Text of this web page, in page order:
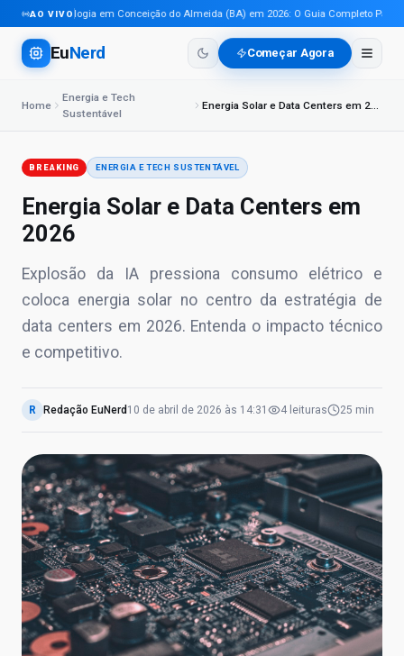
AO VIVO
Tecnologia em Conceição do Almeida (BA) em 2026: O Guia Completo Para
EuNerd Começar Agora
Home
Energia e Tech
Sustentável
Energia Solar e Data Centers em 2026
BREAKING ENERGIA E TECH SUSTENTÁVEL
Energia Solar e Data Centers em
2026
Explosão da IA pressiona consumo elétrico e
coloca energia solar no centro da estratégia de
data centers em 2026. Entenda o impacto técnico
e competitivo.
R Redação EuNerd 10 de abril de 2026 às 14:31 4 leituras 25 min